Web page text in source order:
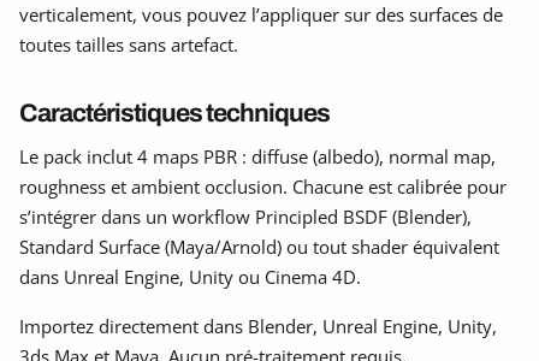
verticalement, vous pouvez l’appliquer sur des surfaces de
toutes tailles sans artefact.
Caractéristiques techniques
Le pack inclut 4 maps PBR : diffuse (albedo), normal map,
roughness et ambient occlusion. Chacune est calibrée pour
s’intégrer dans un workflow Principled BSDF (Blender),
Standard Surface (Maya/Arnold) ou tout shader équivalent
dans Unreal Engine, Unity ou Cinema 4D.
Importez directement dans Blender, Unreal Engine, Unity,
3ds Max et Maya. Aucun pré-traitement requis.